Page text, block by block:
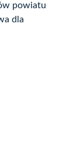
powiatu
dla